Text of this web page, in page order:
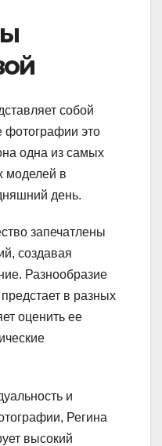
собой
фотографии это
одна из самых
моделей в
день.
запечатлены
создавая
Разнообразие
в разных
оценить ее
и
Регина
высокий